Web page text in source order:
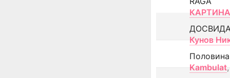
Кунов
Половина
Kambulat,